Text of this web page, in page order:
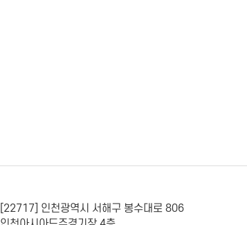
[22717] 인천광역시 서해구 봉수대로 806